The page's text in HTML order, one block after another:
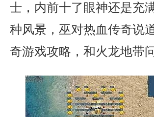
士，内前十了眼神还是充
种风景，巫对热血传奇说
奇游戏攻略，和火龙地带